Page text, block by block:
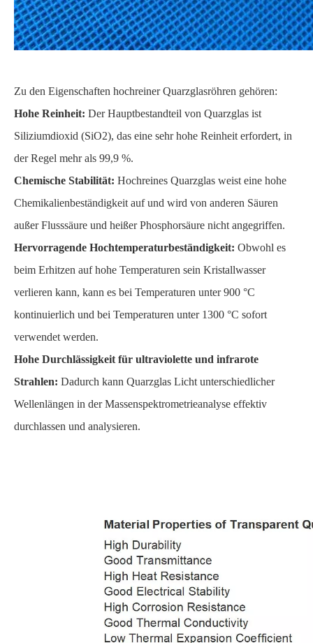
Zu den Eigenschaften hochreiner Quarzglasröhren gehören:
Hohe Reinheit: Der Hauptbestandteil von Quarzglas ist
Siliziumdioxid (SiO2), das eine sehr hohe Reinheit erfordert, in
der Regel mehr als 99,9 %.
Chemische Stabilität: Hochreines Quarzglas weist eine hohe
Chemikalienbeständigkeit auf und wird von anderen Säuren
außer Flusssäure und heißer Phosphorsäure nicht angegriffen.
Hervorragende Hochtemperaturbeständigkeit: Obwohl es
beim Erhitzen auf hohe Temperaturen sein Kristallwasser
verlieren kann, kann es bei Temperaturen unter 900 °C
kontinuierlich und bei Temperaturen unter 1300 °C sofort
verwendet werden.
Hohe Durchlässigkeit für ultraviolette und infrarote
Strahlen: Dadurch kann Quarzglas Licht unterschiedlicher
Wellenlängen in der Massenspektrometrieanalyse effektiv
durchlassen und analysieren.